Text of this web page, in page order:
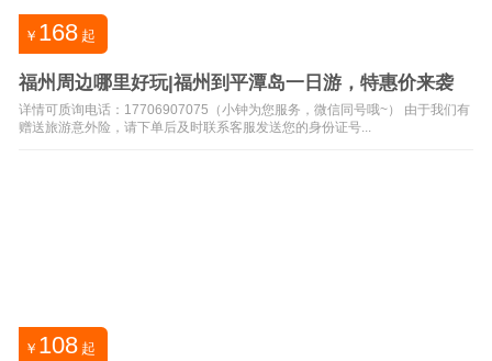
￥ 168 起
福州周边哪里好玩|福州到平潭岛一日游，特惠价来袭
详情可质询电话：17706907075（小钟为您服务，微信同号哦~） 由于我们有
赠送旅游意外险，请下单后及时联系客服发送您的身份证号...
￥ 108 起